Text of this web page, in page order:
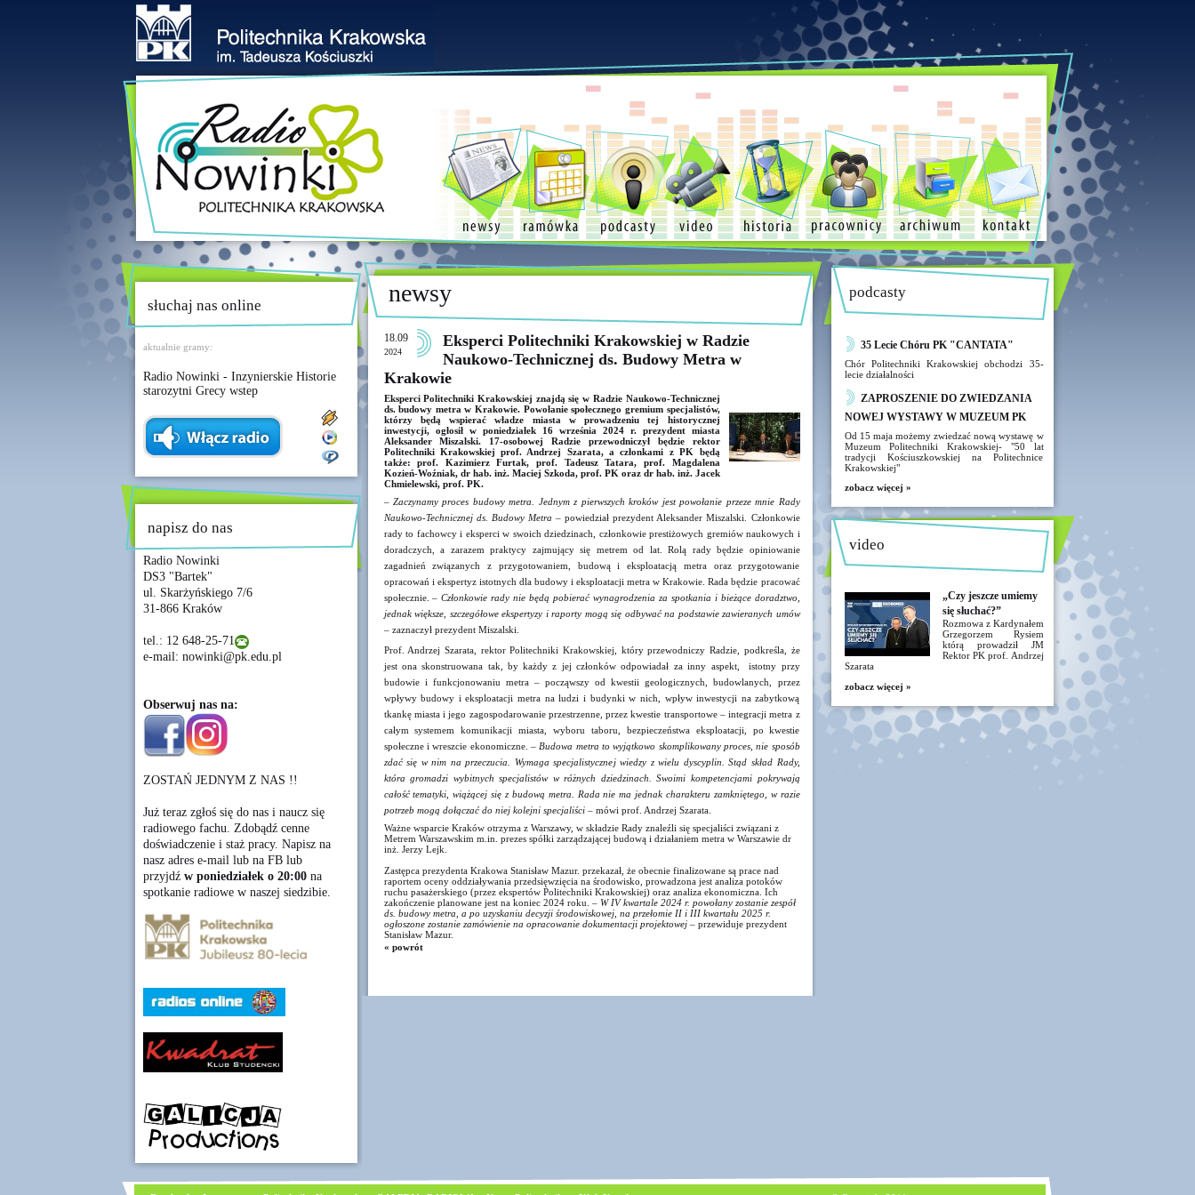
słuchaj nas online
aktualnie gramy:
Radio Nowinki - Inzynierskie Historie
starozytni Grecy wstep
napisz do nas
Radio Nowinki
DS3 "Bartek"
ul. Skarżyńskiego 7/6
31-866 Kraków
tel.: 12 648-25-71
e-mail: nowinki@pk.edu.pl
Obserwuj nas na:
ZOSTAŃ JEDNYM Z NAS !!
Już teraz zgłoś się do nas i naucz się
radiowego fachu. Zdobądź cenne
doświadczenie i staż pracy. Napisz na
nasz adres e-mail lub na FB lub
przyjdź w poniedziałek o 20:00na
spotkanie radiowe w naszej siedzibie.
newsy
18.09
2024
Eksperci Politechniki Krakowskiej w Radzie
Naukowo-Technicznej ds. Budowy Metra w
Krakowie
Eksperci Politechniki Krakowskiej znajdą się w Radzie Naukowo-Technicznej
ds. budowy metra w Krakowie. Powołanie społecznego gremium specjalistów,
którzy będą wspierać władze miasta w prowadzeniu tej historycznej
inwestycji, ogłosił w poniedziałek 16 września 2024 r. prezydent miasta
Aleksander Miszalski. 17-osobowej Radzie przewodniczył będzie rektor
Politechniki Krakowskiej prof. Andrzej Szarata, a członkami z PK będą
także: prof. Kazimierz Furtak, prof. Tadeusz Tatara, prof. Magdalena
Kozień-Woźniak, dr hab. inż. Maciej Szkoda, prof. PK oraz dr hab. inż. Jacek
Chmielewski, prof. PK.
– Zaczynamy proces budowy metra. Jednym z pierwszych kroków jest powołanie przeze mnie Rady
Naukowo-Technicznej ds. Budowy Metra –powiedział prezydent Aleksander Miszalski. Członkowie
rady to fachowcy i eksperci w swoich dziedzinach, członkowie prestiżowych gremiów naukowych i
doradczych, a zarazem praktycy zajmujący się metrem od lat. Rolą rady będzie opiniowanie
zagadnień związanych z przygotowaniem, budową i eksploatacją metra oraz przygotowanie
opracowań i ekspertyz istotnych dla budowy i eksploatacji metra w Krakowie. Rada będzie pracować
społecznie.– Członkowie rady nie będą pobierać wynagrodzenia za spotkania i bieżące doradztwo,
jednak większe, szczegółowe ekspertyzy i raporty mogą się odbywać na podstawie zawieranych umów
–zaznaczył prezydent Miszalski.
Prof. Andrzej Szarata, rektor Politechniki Krakowskiej, który przewodniczy Radzie, podkreśla, że
jest ona skonstruowana tak, by każdy z jej członków odpowiadał za inny aspekt, istotny przy
budowie i funkcjonowaniu metra – począwszy od kwestii geologicznych, budowlanych, przez
wpływy budowy i eksploatacji metra na ludzi i budynki w nich, wpływ inwestycji na zabytkową
tkankę miasta i jego zagospodarowanie przestrzenne, przez kwestie transportowe – integracji metra z
całym systemem komunikacji miasta, wyboru taboru, bezpieczeństwa eksploatacji, po kwestie
społeczne i wreszcie ekonomiczne. – Budowa metra to wyjątkowo skomplikowany proces, nie sposób
zdać się w nim na przeczucia. Wymaga specjalistycznej wiedzy z wielu dyscyplin. Stąd skład Rady,
która gromadzi wybitnych specjalistów w różnych dziedzinach. Swoimi kompetencjami pokrywają
całość tematyki, wiążącej się z budową metra. Rada nie ma jednak charakteru zamkniętego, w razie
potrzeb mogą dołączać do niej kolejni specjaliści– mówi prof. Andrzej Szarata.
Ważne wsparcie Kraków otrzyma z Warszawy, w składzie Rady znaleźli się specjaliści związani z
Metrem Warszawskim m.in. prezes spółki zarządzającej budową i działaniem metra w Warszawie dr
inż. Jerzy Lejk.
Zastępca prezydenta Krakowa Stanisław Mazur. przekazał, że obecnie finalizowane są prace nad
raportem oceny oddziaływania przedsięwzięcia na środowisko, prowadzona jest analiza potoków
ruchu pasażerskiego (przez ekspertów Politechniki Krakowskiej) oraz analiza ekonomiczna. Ich
zakończenie planowane jest na koniec 2024 roku. – W IV kwartale 2024 r. powołany zostanie zespół
ds. budowy metra, a po uzyskaniu decyzji środowiskowej, na przełomie II i III kwartału 2025 r.
ogłoszone zostanie zamówienie na opracowanie dokumentacji projektowej – przewiduje prezydent
Stanisław Mazur.
« powrót
podcasty
35 Lecie Chóru PK "CANTATA"
Chór Politechniki Krakowskiej obchodzi 35-
lecie działalności
ZAPROSZENIE DO ZWIEDZANIA
NOWEJ WYSTAWY W MUZEUM PK
Od 15 maja możemy zwiedzać nową wystawę w
Muzeum Politechniki Krakowskiej- "50 lat
tradycji Kościuszkowskiej na Politechnice
Krakowskiej"
zobacz więcej »
video
„Czy jeszcze umiemy
się słuchać?”
Rozmowa z Kardynałem
Grzegorzem Rysiem
którą prowadził JM
Rektor PK prof. Andrzej
Szarata
zobacz więcej »